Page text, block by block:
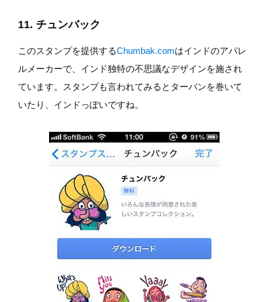
11. チュンバック
このスタンプを提供するChumbak.comはインドのアパレ
ルメーカーで、インド独特の不思議なデザインを施され
ています。スタンプも言われてみるとターバンを巻いて
いたり、インドっぽいですね。